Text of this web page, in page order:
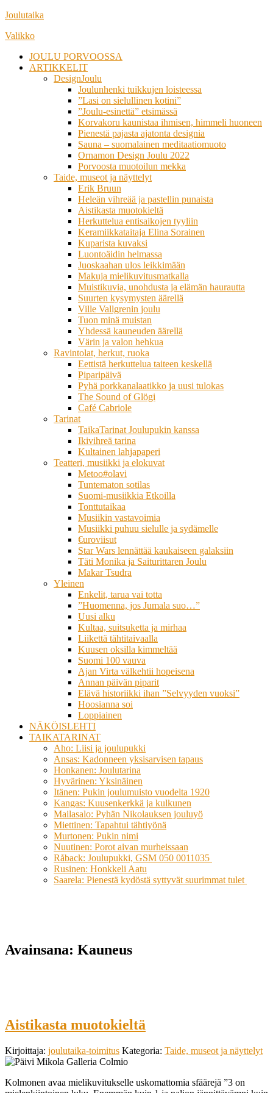
Siirry
sisältöön
Joulutaika
Valikko
JOULU PORVOOSSA
ARTIKKELIT
DesignJoulu
Joulunhenki tuikkujen loisteessa
”Lasi on sielullinen kotini”
”Joulu-esinettä” etsimässä
Korvakoru kaunistaa ihmisen, himmeli huoneen
Pienestä pajasta ajatonta designia
Sauna – suomalainen meditaatiomuoto
Ornamon Design Joulu 2022
Porvoosta muotoilun mekka
Taide, museot ja näyttelyt
Erik Bruun
Heleän vihreää ja pastellin punaista
Aistikasta muotokieltä
Herkuttelua entisaikojen tyyliin
Keramiikkataitaja Elina Sorainen
Kuparista kuvaksi
Luontoäidin helmassa
Juoskaahan ulos leikkimään
Makuja mielikuvitusmatkalla
Muistikuvia, unohdusta ja elämän haurautta
Suurten kysymysten äärellä
Ville Vallgrenin joulu
Tuon minä muistan
Yhdessä kauneuden äärellä
Värin ja valon hehkua
Ravintolat, herkut, ruoka
Eettistä herkuttelua taiteen keskellä
Piparipäivä
Pyhä porkkanalaatikko ja uusi tulokas
The Sound of Glögi
Café Cabriole
Tarinat
TaikaTarinat Joulupukin kanssa
Ikivihreä tarina
Kultainen lahjapaperi
Teatteri, musiikki ja elokuvat
Metoo#olavi
Tuntematon sotilas
Suomi-musiikkia Etkoilla
Tonttutaikaa
Musiikin vastavoimia
Musiikki puhuu sielulle ja sydämelle
€uroviisut
Star Wars lennättää kaukaiseen galaksiin
Täti Monika ja Saiturittaren Joulu
Makar Tsudra
Yleinen
Enkelit, tarua vai totta
”Huomenna, jos Jumala suo…”
Uusi alku
Kultaa, suitsuketta ja mirhaa
Liikettä tähtitaivaalla
Kuusen oksilla kimmeltää
Suomi 100 vauva
Ajan Virta välkehtii hopeisena
Annan päivän piparit
Elävä historiikki ihan ”Selvyyden vuoksi”
Hoosianna soi
Loppiainen
NÄKÖISLEHTI
TAIKATARINAT
Aho: Liisi ja joulupukki
Ansas: Kadonneen yksisarvisen tapaus
Honkanen: Joulutarina
Hyvärinen: Yksinäinen
Itänen: Pukin joulumuisto vuodelta 1920
Kangas: Kuusenkerkkä ja kulkunen
Mailasalo: Pyhän Nikolauksen jouluyö
Miettinen: Tapahtui tähtiyönä
Murtonen: Pukin nimi
Nuutinen: Porot aivan murheissaan
Råback: Joulupukki, GSM 050 0011035
Rusinen: Honkkeli Aatu
Saarela: Pienestä kydöstä syttyvät suurimmat tulet
Avainsana: Kauneus
Aistikasta muotokieltä
Kirjoittaja: joulutaika-toimitus Kategoria: Taide, museot ja näyttelyt
Kolmonen avaa mielikuvitukselle uskomattomia sfäärejä ”3 on